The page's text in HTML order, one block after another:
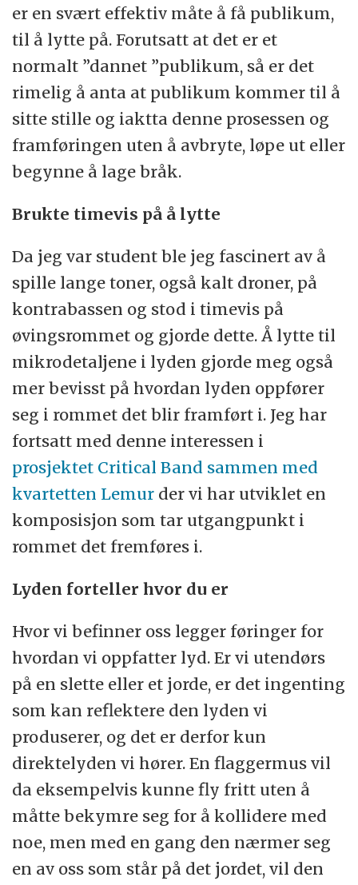
er en svært effektiv måte å få publikum,
til å lytte på. Forutsatt at det er et
normalt ”dannet ”publikum, så er det
rimelig å anta at publikum kommer til å
sitte stille og iaktta denne prosessen og
framføringen uten å avbryte, løpe ut eller
begynne å lage bråk.
Brukte timevis på å lytte
Da jeg var student ble jeg fascinert av å
spille lange toner, også kalt droner, på
kontrabassen og stod i timevis på
øvingsrommet og gjorde dette. Å lytte til
mikrodetaljene i lyden gjorde meg også
mer bevisst på hvordan lyden oppfører
seg i rommet det blir framført i. Jeg har
fortsatt med denne interessen i
prosjektet Critical Band sammen med
kvartetten Lemur der vi har utviklet en
komposisjon som tar utgangpunkt i
rommet det fremføres i.
Lyden forteller hvor du er
Hvor vi befinner oss legger føringer for
hvordan vi oppfatter lyd. Er vi utendørs
på en slette eller et jorde, er det ingenting
som kan reflektere den lyden vi
produserer, og det er derfor kun
direktelyden vi hører. En flaggermus vil
da eksempelvis kunne fly fritt uten å
måtte bekymre seg for å kollidere med
noe, men med en gang den nærmer seg
en av oss som står på det jordet, vil den